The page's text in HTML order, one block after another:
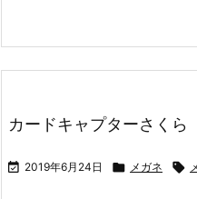
カードキャプターさくら
 2019年6月24日  メガネ 